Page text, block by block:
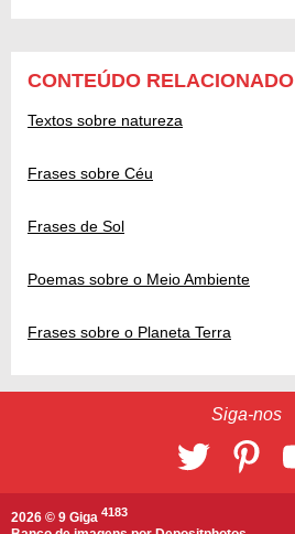
CONTEÚDO RELACIONADO
Textos sobre natureza
Frases sobre Céu
Frases de Sol
Poemas sobre o Meio Ambiente
Frases sobre o Planeta Terra
Siga-nos
2026 © 9 Giga 4183